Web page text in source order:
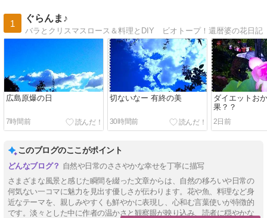
1
ぐらんま♪
バラとクリスマスロース＆料理とDIY ビオトープ！還暦婆の花日記
広島原爆の日
7時間前
切ないなー 有終の美
30時間前
ダイエットお
果？？
2日前
このブログのここがポイント
自然や日常のささやかな幸せを丁寧に描写
さまざまな風景と感じた瞬間を綴った文章からは、自然の移ろいや日常の
何気ない一コマに魅力を見出す優しさが伝わります。花や魚、料理など身
近なテーマを、親しみやすくも鮮やかに表現し、心和む言葉使いが特徴的
です。淡々とした中に作者の温かさと観察眼が映り込み、読者に穏やかな